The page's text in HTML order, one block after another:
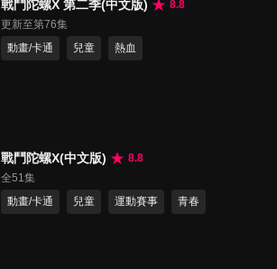
戰鬥陀螺X 第二季(中文版)
8.8
更新至第76集
動畫/卡通
兒童 熱血
戰鬥陀螺X(中文版)
8.8
全51集
動畫/卡通
兒童 運動賽事 青春